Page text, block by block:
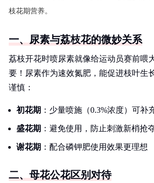
枝花期营养。
一、尿素与荔枝花的微妙关系
荔枝开花时喷尿素就像给运动员赛前
要！尿素作为速效氮肥，能促进枝叶生
谨慎：
初花期 ：少量喷施（0.3%浓度）可补
盛花期 ：避免使用，防止刺激新梢抢
谢花期 ：配合磷钾肥使用效果更理想
二、母花公花区别对待